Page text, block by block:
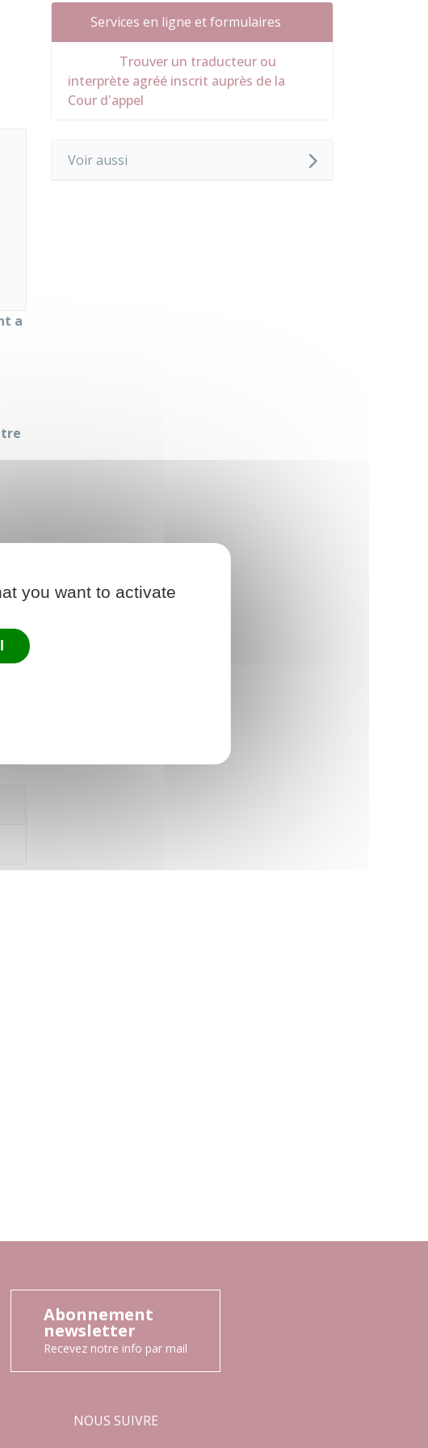
a
Services en ligne et formulaires
Trouver un traducteur ou
interprète agréé inscrit auprès de la
Cour d'appel
Voir aussi
Abonnement
newsletter
Recevez notre info par mail
NOUS SUIVRE
you want to activate